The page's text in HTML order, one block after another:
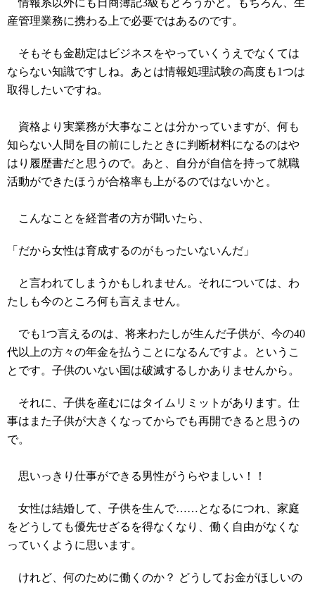
情報系以外にも日商簿記3級もとろうかと。もちろん、生
産管理業務に携わる上で必要ではあるのです。
そもそも金勘定はビジネスをやっていくうえでなくては
ならない知識ですしね。あとは情報処理試験の高度も1つは
取得したいですね。
資格より実業務が大事なことは分かっていますが、何も
知らない人間を目の前にしたときに判断材料になるのはや
はり履歴書だと思うので。あと、自分が自信を持って就職
活動ができたほうが合格率も上がるのではないかと。
こんなことを経営者の方が聞いたら、
「だから女性は育成するのがもったいないんだ」
と言われてしまうかもしれません。それについては、わ
たしも今のところ何も言えません。
でも1つ言えるのは、将来わたしが生んだ子供が、今の40
代以上の方々の年金を払うことになるんですよ。というこ
とです。子供のいない国は破滅するしかありませんから。
それに、子供を産むにはタイムリミットがあります。仕
事はまた子供が大きくなってからでも再開できると思うの
で。
思いっきり仕事ができる男性がうらやましい！！
女性は結婚して、子供を生んで……となるにつれ、家庭
をどうしても優先せざるを得なくなり、働く自由がなくな
っていくように思います。
けれど、何のために働くのか？ どうしてお金がほしいの